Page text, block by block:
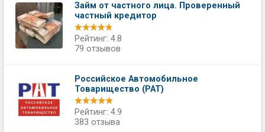
Займ от частного лица. Проверенный
частный кредитор
Рейтинг: 4.8
79 отзывов
Российское Автомобильное
Товарищество (РАТ)
Рейтинг: 4.9
383 отзыва